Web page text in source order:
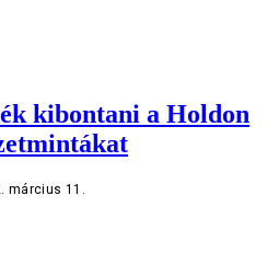
kibontani a Holdon
március 11.